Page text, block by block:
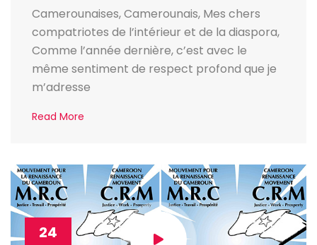
Camerounaises, Camerounais, Mes chers
compatriotes de l’intérieur et de la diaspora,
Comme l’année dernière, c’est avec le
même sentiment de respect profond que je
m’adresse
Read More
24